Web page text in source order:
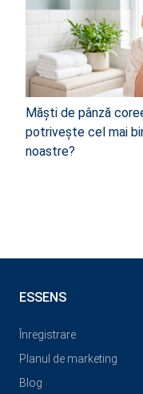
Măști de pânză
potrivește cel mai
noastre?
ESSENS
Înregistrare
Planul de marketing
Blog